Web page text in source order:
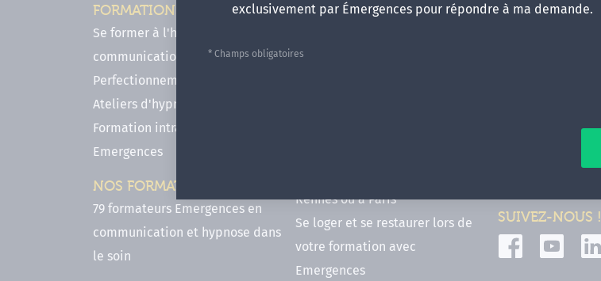
exclusivement par Émergences pour répondre à ma demande.
* Champs obligatoires
FORMATIONS
Se former à l'hypnose, l'IMO & la
communication
Perfectionnements en Hypnose
Ateliers d'hypnose en ligne
Formation intra-établissement
Emergences
NOS FORMATEURS
79 formateurs Emergences en
communication et hypnose dans
le soin
INFOS PRATIQUES
en hypnose (FIF PL, CPF, DPC)
Rennes ou à Paris
Se loger et se restaurer lors de
votre formation avec
Emergences
CONTACT
SUIVEZ-NOUS !